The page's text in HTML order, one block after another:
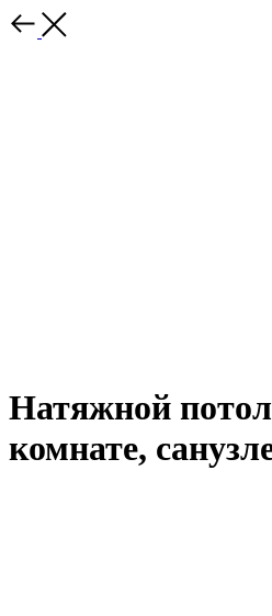
Натяжной
комнате,